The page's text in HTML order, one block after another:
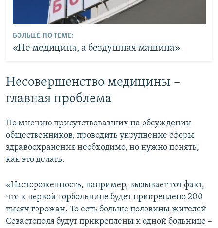
БОЛЬШЕ ПО ТЕМЕ:
«Не медицина, а бездушная машина»
Несовершенство медицины –
главная проблема
По мнению присутствовавших на обсуждении
общественников, проводить укрупнение сферы
здравоохранения необходимо, но нужно понять,
как это делать.
«Настороженность, например, вызывает тот факт,
что к первой горбольнице будет прикреплено 200
тысяч горожан. То есть больше половины жителей
Севастополя будут прикреплены к одной больнице –